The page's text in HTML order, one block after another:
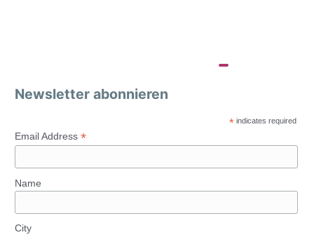
Newsletter abonnieren
* indicates required
Email Address *
Name
City